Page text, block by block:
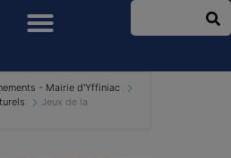
- Mairie d'Yffiniac
Jeux de la